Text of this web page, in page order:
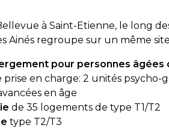
à Saint-Etienne, le long
Ainés regroupe sur un même
pour personnes âgées
en charge: 2 unités
en âge
de 35 logements de type T1/T2
type T2/T3